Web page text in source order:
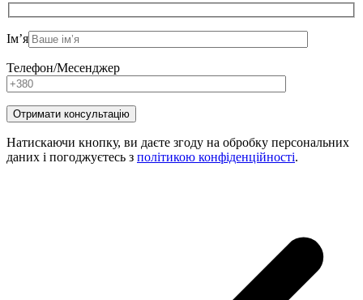
Ім’я
Телефон/Месенджер
Натискаючи кнопку, ви даєте згоду на обробку персональних
даних і погоджуєтесь з політикою конфіденційності.